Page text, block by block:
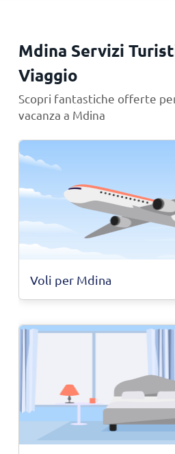
Mdina Servizi
Viaggio
Scopri fantastiche offerte
vacanza a Mdina
Voli per Mdina